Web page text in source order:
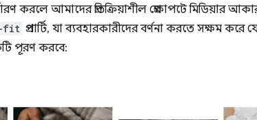
করলে আমাদের প্রতিক্রিয়াশীল প্রেক্ষাপটে মিডিয়ার
fit প্রপার্টি, যা ব্যবহারকারীদের বর্ণনা করতে সক্ষম
পূরণ করবে: